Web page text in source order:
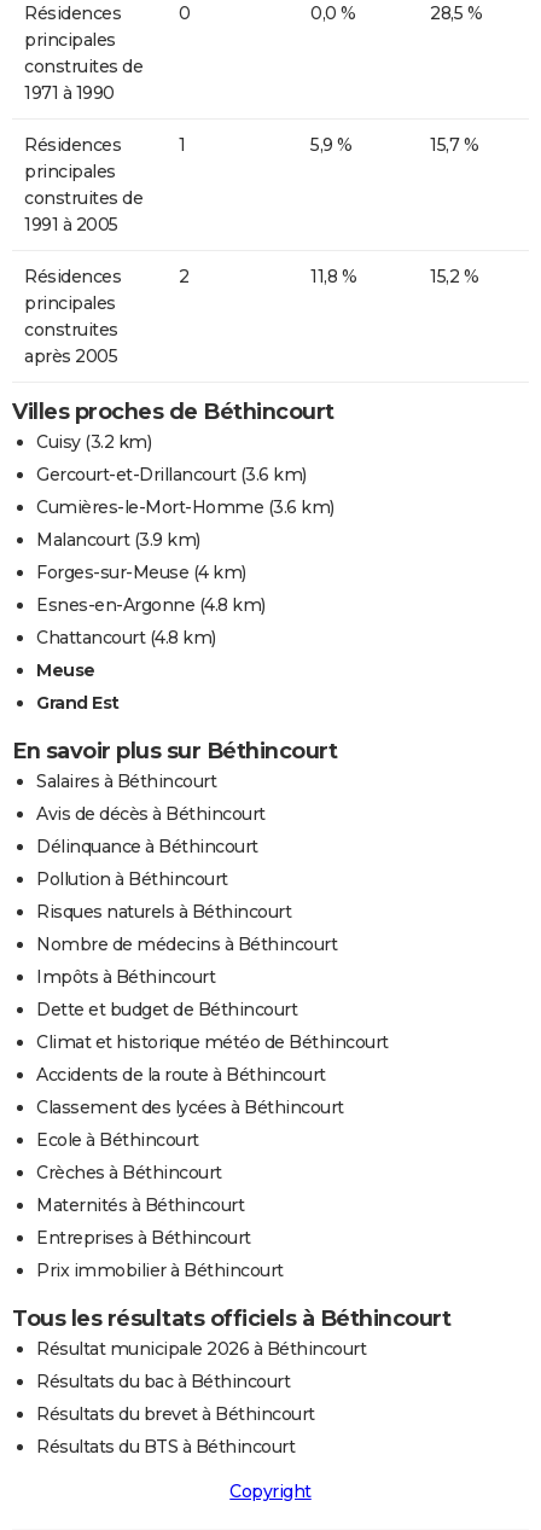
Résidences
principales
construites de
1971 à 1990
0 0,0 % 28,5 %
Résidences
principales
construites de
1991 à 2005
1 5,9 % 15,7 %
Résidences
principales
construites
après 2005
2 11,8 % 15,2 %
Villes proches de Béthincourt
Cuisy(3.2 km)
Gercourt-et-Drillancourt(3.6 km)
Cumières-le-Mort-Homme (3.6 km)
Malancourt(3.9 km)
Forges-sur-Meuse (4 km)
Esnes-en-Argonne (4.8 km)
Chattancourt(4.8 km)
Meuse
Grand Est
En savoir plus sur Béthincourt
Salaires à Béthincourt
Avis de décès à Béthincourt
Délinquance à Béthincourt
Pollution à Béthincourt
Risques naturels à Béthincourt
Nombre de médecins à Béthincourt
Impôts à Béthincourt
Dette et budget de Béthincourt
Climat et historique météo de Béthincourt
Accidents de la route à Béthincourt
Classement des lycées à Béthincourt
Ecole à Béthincourt
Crèches à Béthincourt
Maternités à Béthincourt
Entreprises à Béthincourt
Prix immobilier à Béthincourt
Tous les résultats officiels à Béthincourt
Résultat municipale 2026 à Béthincourt
Résultats du bac à Béthincourt
Résultats du brevet à Béthincourt
Résultats du BTS à Béthincourt
Copyright